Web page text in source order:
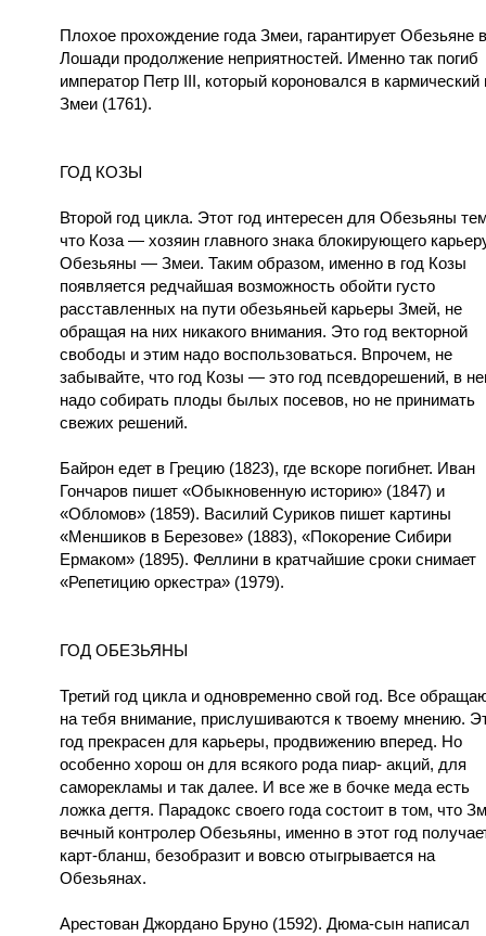
Плохое прохождение года Змеи, гарантирует Обезьяне
Лошади продолжение неприятностей. Именно так погиб
император Петр III, который короновался в кармический
Змеи (1761).
ГОД КОЗЫ
Второй год цикла. Этот год интересен для Обезьяны
что Коза — хозяин главного знака блокирующего
Обезьяны — Змеи. Таким образом, именно в год Козы
появляется редчайшая возможность обойти густо
расставленных на пути обезьяньей карьеры Змей, не
обращая на них никакого внимания. Это год векторной
свободы и этим надо воспользоваться. Впрочем, не
забывайте, что год Козы — это год псевдорешений, в
надо собирать плоды былых посевов, но не принимать
свежих решений.
Байрон едет в Грецию (1823), где вскоре погибнет. Иван
Гончаров пишет «Обыкновенную историю» (1847) и
«Обломов» (1859). Василий Суриков пишет картины
«Меншиков в Березове» (1883), «Покорение Сибири
Ермаком» (1895). Феллини в кратчайшие сроки снимает
«Репетицию оркестра» (1979).
ГОД ОБЕЗЬЯНЫ
Третий год цикла и одновременно свой год. Все
на тебя внимание, прислушиваются к твоему мнению.
год прекрасен для карьеры, продвижению вперед. Но
особенно хорош он для всякого рода пиар- акций, для
саморекламы и так далее. И все же в бочке меда есть
ложка дегтя. Парадокс своего года состоит в том, что
вечный контролер Обезьяны, именно в этот год
карт-бланш, безобразит и вовсю отыгрывается на
Обезьянах.
Арестован Джордано Бруно (1592). Дюма-сын написал